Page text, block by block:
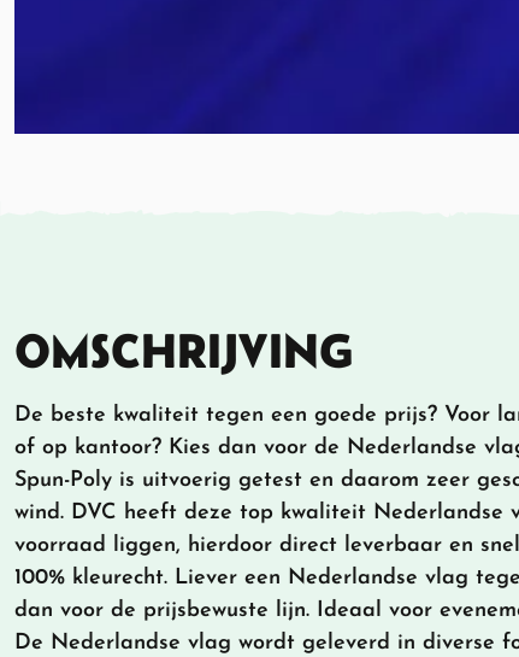
OMSCHRIJVING
De beste kwaliteit tegen een goede prijs? Voor
of op kantoor? Kies dan voor de Nederlandse
Spun-Poly is uitvoerig getest en daarom zeer
wind. DVC heeft deze top kwaliteit
voorraad liggen, hierdoor direct leverbaar en
100% kleurecht. Liever een Nederlandse vlag
dan voor de prijsbewuste lijn. Ideaal voor
De Nederlandse vlag wordt geleverd in diverse